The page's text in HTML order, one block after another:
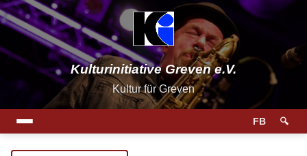
Kulturinitiative Greven e.V.
Kultur für Greven
FB 🔍